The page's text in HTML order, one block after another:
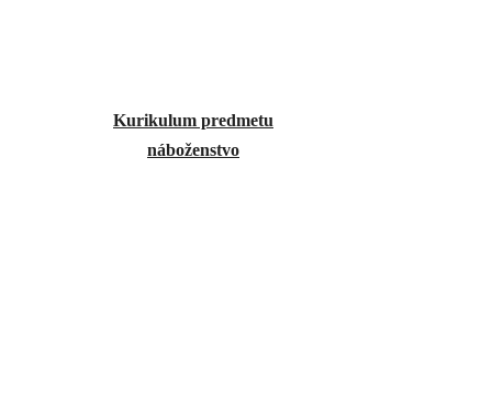
Kurikulum predmetu
náboženstvo